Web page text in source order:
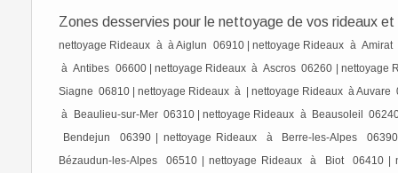
Zones desservies pour le nettoyage de vos rideaux
nettoyage Rideaux à à Aiglun 06910 | nettoyage Rideaux à
à Antibes 06600 | nettoyage Rideaux à Ascros 06260 |
Siagne 06810 | nettoyage Rideaux à | nettoyage Rideaux à
à Beaulieu-sur-Mer 06310 | nettoyage Rideaux à Beausoleil
Bendejun 06390 | nettoyage Rideaux à Berre-les-Alpes
Bézaudun-les-Alpes 06510 | nettoyage Rideaux à Biot 06410